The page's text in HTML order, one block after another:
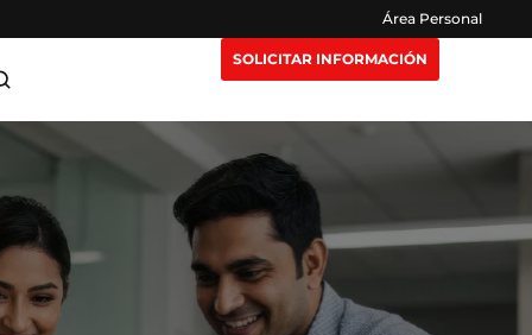
Área Personal
y
Extensión
Nosotros
Claustro
Opiniones
Preguntas Frecuentes
SOLICITAR INFORMACIÓN